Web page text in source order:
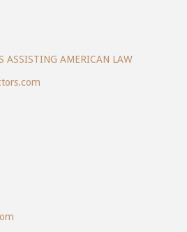
ASSISTING AMERICAN LAW